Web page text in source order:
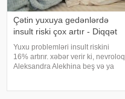
Çətin yuxuya gedənlərdə
insult riski çox artır - Diqqət
Yuxu problemləri insult riskini
16% artırır. xəbər verir ki, nevroloq
Aleksandra Alekhina beş və ya